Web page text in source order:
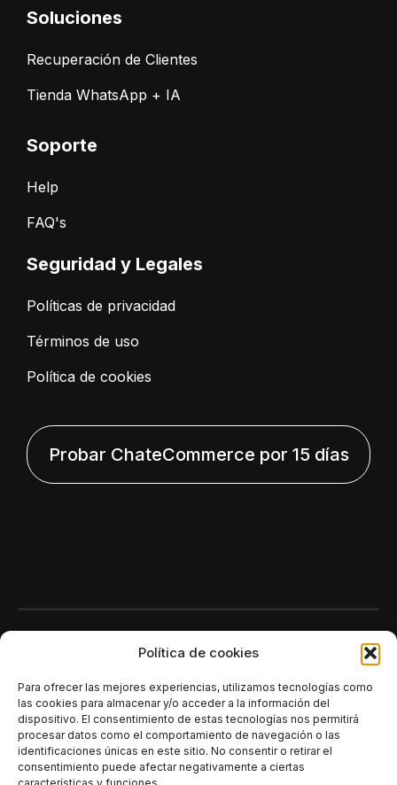
Polí­tica de cookies
Para ofrecer las mejores experiencias, utilizamos tecnologías como
las cookies para almacenar y/o acceder a la información del
dispositivo. El consentimiento de estas tecnologías nos permitirá
procesar datos como el comportamiento de navegación o las
identificaciones únicas en este sitio. No consentir o retirar el
consentimiento puede afectar negativamente a ciertas
Soluciones
Recuperación de Clientes
Tienda WhatsApp + IA
Soporte
Help
FAQ's
Seguridad y Legales
Políticas de privacidad
Términos de uso
Política de cookies
Probar ChateCommerce por 15 días